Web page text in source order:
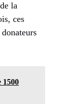
la
ces
1500